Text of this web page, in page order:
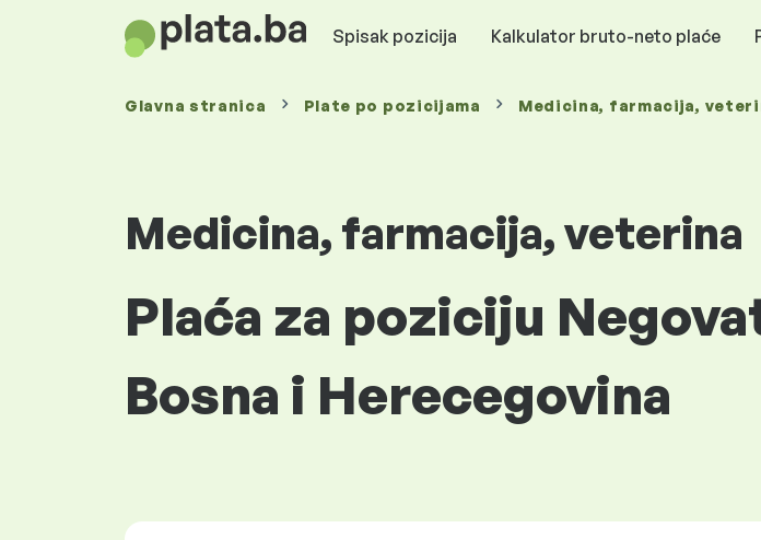
Spisak pozicija Kalkulator bruto-neto plaće
Glavna stranica Plate po pozicijama Medicina, farmacija,
Medicina, farmacija, veterina
Plaća za poziciju
Bosna i Herecegovina